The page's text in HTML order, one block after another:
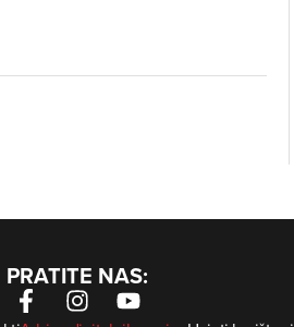
PRATITE NAS: